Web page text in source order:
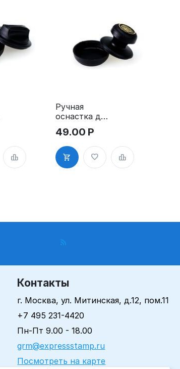
Ручная
оснастка для
печати, д.40-
42 мм, ручка
"СТАНДАРТ"
"
49.00 Р
Контакты
г. Москва, ул. Митинская, д.12, пом.11
+7 495 231-4420
Пн-Пт 9.00 - 18.00
grm@expressstamp.ru
Посмотреть на карте